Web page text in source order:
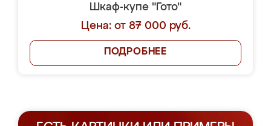
Шкаф-купе "Гото"
Цена: от 87 000 руб.
ПОДРОБНЕЕ